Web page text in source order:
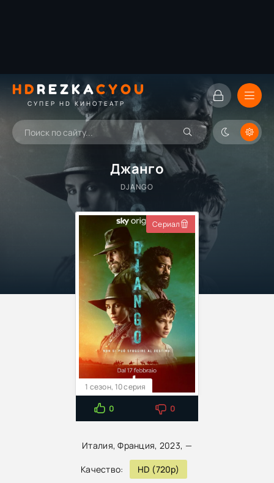
HDREZKACYOU
СУПЕР HD КИНОТЕАТР
Джанго
DJANGO
Италия, Франция, 2023, —
Качество: HD (720p)
Сериал
1 сезон, 10 серия
0 0